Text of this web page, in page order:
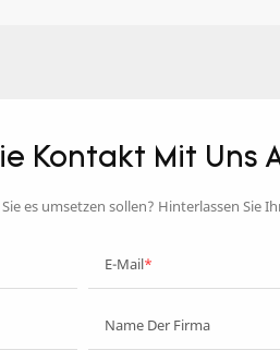
Kontakt Mit Uns
es umsetzen sollen? Hinterlassen
E-Mail
Name Der Firma